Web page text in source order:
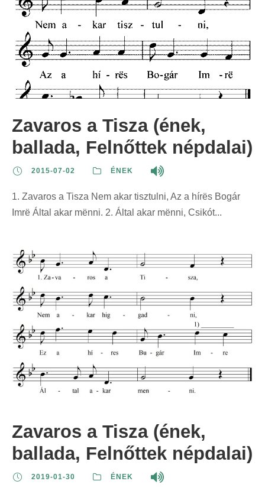
Zavaros a Tisza (ének,
ballada, Felnőttek népdalai)
2015-07-02 ÉNEK
1. Zavaros a Tisza Nem akar tisztulni, Az a hírës Bogár
Imrë Által akar mënni. 2. Által akar mënni, Csikót...
Zavaros a Tisza (ének,
ballada, Felnőttek népdalai)
2019-01-30 ÉNEK